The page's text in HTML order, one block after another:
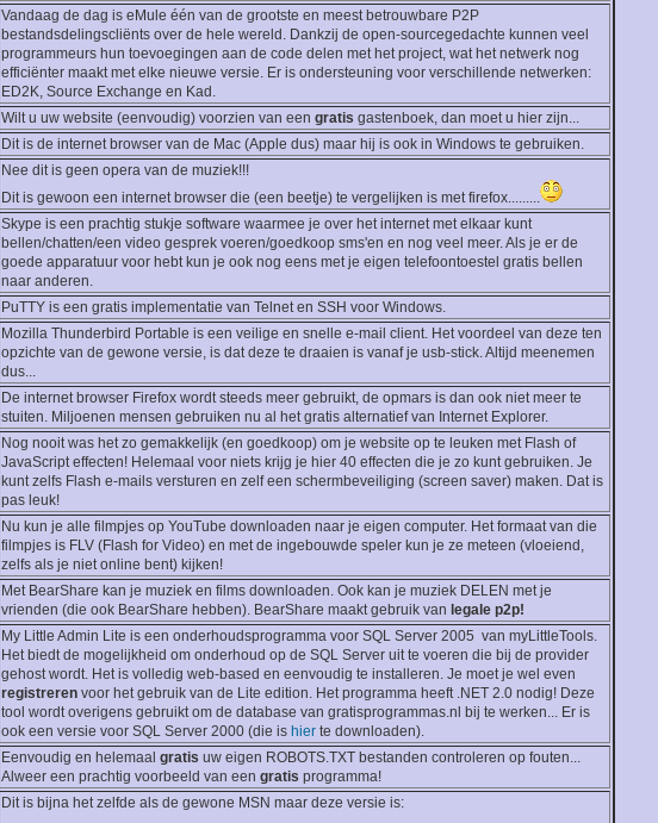
Vandaag de dag is eMule één van de grootste en meest betrouwbare P2P
bestandsdelingscliënts over de hele wereld. Dankzij de open-sourcegedachte kunnen veel
programmeurs hun toevoegingen aan de code delen met het project, wat het netwerk nog
efficiënter maakt met elke nieuwe versie. Er is ondersteuning voor verschillende netwerken:
ED2K, Source Exchange en Kad.
Wilt u uw website (eenvoudig) voorzien van een gratis gastenboek, dan moet u hier zijn...
Dit is de internet browser van de Mac (Apple dus) maar hij is ook in Windows te gebruiken.
Nee dit is geen opera van de muziek!!!
Dit is gewoon een internet browser die (een beetje) te vergelijken is met firefox.........
Skype is een prachtig stukje software waarmee je over het internet met elkaar kunt
bellen/chatten/een video gesprek voeren/goedkoop sms'en en nog veel meer. Als je er de
goede apparatuur voor hebt kun je ook nog eens met je eigen telefoontoestel gratis bellen
naar anderen.
PuTTY is een gratis implementatie van Telnet en SSH voor Windows.
Mozilla Thunderbird Portable is een veilige en snelle e-mail client. Het voordeel van deze ten
opzichte van de gewone versie, is dat deze te draaien is vanaf je usb-stick. Altijd meenemen
dus...
De internet browser Firefox wordt steeds meer gebruikt, de opmars is dan ook niet meer te
stuiten. Miljoenen mensen gebruiken nu al het gratis alternatief van Internet Explorer.
Nog nooit was het zo gemakkelijk (en goedkoop) om je website op te leuken met Flash of
JavaScript effecten! Helemaal voor niets krijg je hier 40 effecten die je zo kunt gebruiken. Je
kunt zelfs Flash e-mails versturen en zelf een schermbeveiliging (screen saver) maken. Dat is
pas leuk!
Nu kun je alle filmpjes op YouTube downloaden naar je eigen computer. Het formaat van die
filmpjes is FLV (Flash for Video) en met de ingebouwde speler kun je ze meteen (vloeiend,
zelfs als je niet online bent) kijken!
Met BearShare kan je muziek en films downloaden. Ook kan je muziek DELEN met je
vrienden (die ook BearShare hebben). BearShare maakt gebruik van legale p2p!
My Little Admin Lite is een onderhoudsprogramma voor SQL Server 2005 van myLittleTools.
Het biedt de mogelijkheid om onderhoud op de SQL Server uit te voeren die bij de provider
gehost wordt. Het is volledig web-based en eenvoudig te installeren. Je moet je wel even
registreren voor het gebruik van de Lite edition. Het programma heeft .NET 2.0 nodig! Deze
tool wordt overigens gebruikt om de database van gratisprogrammas.nl bij te werken... Er is
ook een versie voor SQL Server 2000 (die is hier te downloaden).
Eenvoudig en helemaal gratis uw eigen ROBOTS.TXT bestanden controleren op fouten...
Alweer een prachtig voorbeeld van een gratis programma!
Dit is bijna het zelfde als de gewone MSN maar deze versie is: